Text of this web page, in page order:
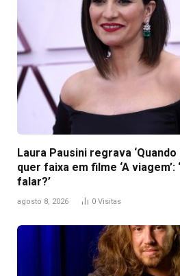
Laura Pausini regrava ‘Quando
quer faixa em filme ‘A
falar?’
agosto 8, 2026 0 Visitas